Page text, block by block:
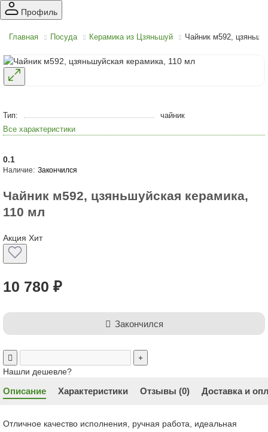
Профиль
Главная Посуда Керамика из Цзяньшуй Чайник м592,
Тип:
чайник
Все характеристики
0.1
Закончился
Чайник м592, цзяньшуйская керамика,
110 мл
Акция Хит
10 780 ₽
Закончился
Нашли дешевле?
Описание Характеристики Отзывы (0) Доставка и
Отличное качество исполнения, ручная работа, идеальная